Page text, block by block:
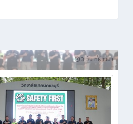
3 วัน ที่ผ่านมา